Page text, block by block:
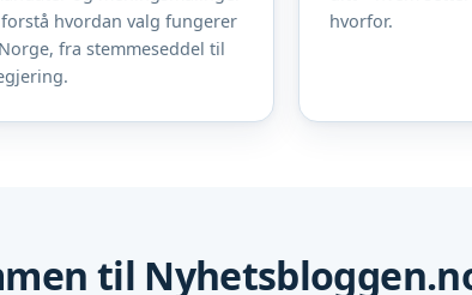
hvordan valg fungerer
fra stemmeseddel til
hvorfor.
til